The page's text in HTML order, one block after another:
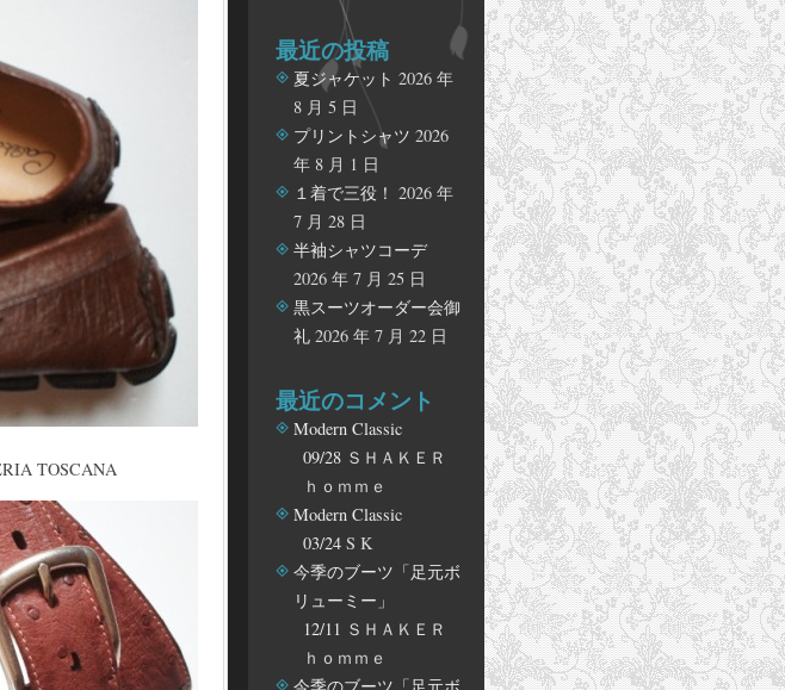
TOSCANA
最近の投稿
夏ジャケット 2026 年
8 月 5 日
プリントシャツ 2026
年 8 月 1 日
１着で三役！ 2026 年
7 月 28 日
半袖シャツコーデ
2026 年 7 月 25 日
黒スーツオーダー会御
礼 2026 年 7 月 22 日
最近のコメント
Modern Classic
09/28 ＳＨＡＫＥＲ
ｈｏｍｍｅ
Modern Classic
03/24 S K
今季のブーツ「足元ボ
リューミー」
12/11 ＳＨＡＫＥＲ
ｈｏｍｍｅ